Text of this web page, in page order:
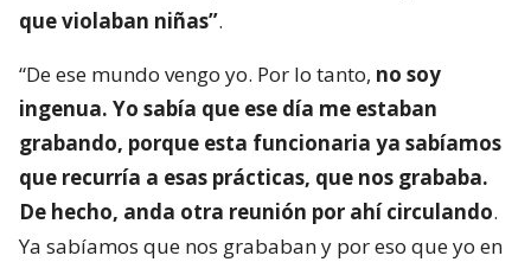
que violaban niñas”.
“De ese mundo vengo yo. Por lo tanto, no soy
ingenua. Yo sabía que ese día me estaban
grabando, porque esta funcionaria ya sabíamos
que recurría a esas prácticas, que nos grababa.
De hecho, anda otra reunión por ahí circulando.
Ya sabíamos que nos grababan y por eso que yo en